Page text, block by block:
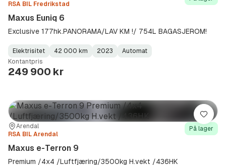
RSA BIL Fredrikstad
Maxus Euniq 6
Exclusive 177hk.PANORAMA/LAV KM !/ 754L BAGASJEROM!
Fuel
Type:
Elektrisitet
Kilometerstand:
42 000 km
Model
Year:
2023
Gearbox
Type:
Automat
Kontantpris
249 900 kr
Sted:
Arendal
Forhandler:
RSA BIL Arendal
På lager
Maxus e-Terron 9
Premium /4x4 /Luftfjæring/3500kg H.vekt /436HK
Lagre